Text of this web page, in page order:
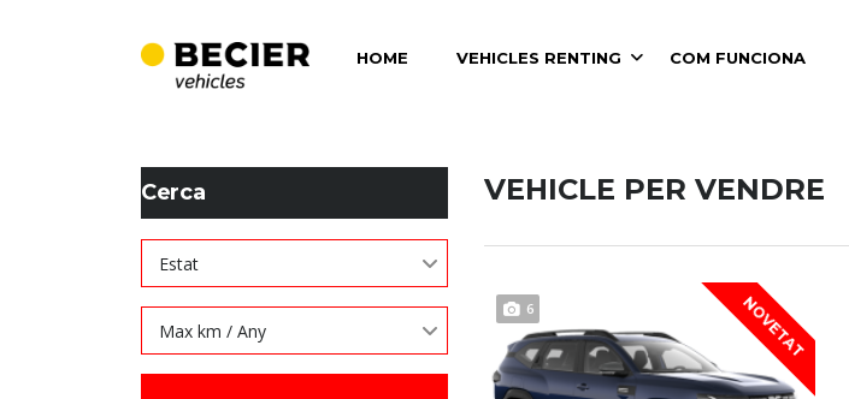
HOME VEHICLES RENTING COM FUNCIONA
BECIER MOBILITAT
Cerca
Estat
Max km / Any
VEHICLE PER VENDRE
6 NOVETAT